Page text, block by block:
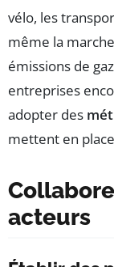
vélo, les
même la
émissions de
entreprises
adopter des
mettent en
acteurs